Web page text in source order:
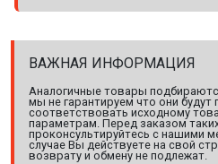
ВАЖНАЯ ИНФОРМАЦИЯ
Аналогичные товары
мы не гарантируем что они будут
соответствовать исходному
параметрам. Перед заказом
проконсультируйтесь с нашими
случае Вы действуете на свой
возврату и обмену не подлежат.